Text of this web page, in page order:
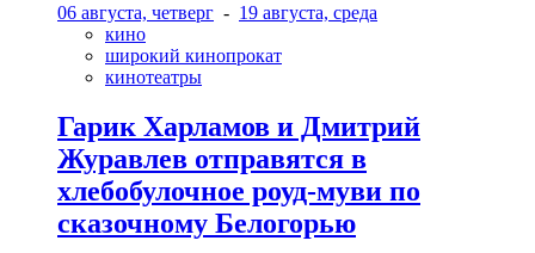
06 августа, четверг - 19 августа, среда
кино
широкий кинопрокат
кинотеатры
Гарик Харламов и Дмитрий
Журавлев отправятся в
хлебобулочное роуд-муви по
сказочному Белогорью